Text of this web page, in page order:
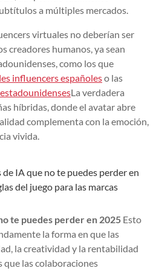
a múltiples mercados.
virtuales no deberían ser
creadores humanos, ya sean
como los que
influencers españoleso las
La verdadera
híbridas, donde el avatar abre
complementa con la emoción,
vivida.
IA que no te puedes perder en
del juego para las marcas
te puedes perder en 2025 Esto
la forma en que las
la creatividad y la rentabilidad
que las colaboraciones